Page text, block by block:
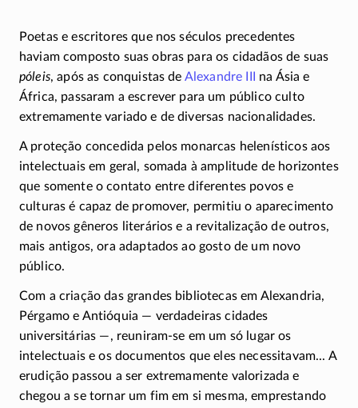
Poetas e escritores que nos séculos precedentes
haviam composto suas obras para os cidadãos de suas
póleis, após as conquistas de Alexandre III
na Ásia e
África, passaram a escrever para um público culto
extremamente variado e de diversas nacionalidades.
A proteção concedida pelos monarcas helenísticos aos
intelectuais em geral, somada à amplitude de horizontes
que somente o contato entre diferentes povos e
culturas é capaz de promover, permitiu o aparecimento
de novos gêneros literários e a revitalização de outros,
mais antigos, ora adaptados ao gosto de um novo
público.
Com a criação das grandes bibliotecas em Alexandria,
Pérgamo e Antióquia — verdadeiras cidades
universitárias —, reuniram-se em um só lugar os
intelectuais e os documentos que eles necessitavam... A
erudição passou a ser extremamente valorizada e
chegou a se tornar um fim em si mesma, emprestando